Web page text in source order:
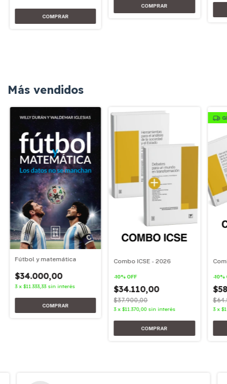
Más vendidos
Fútbol y matemática
$34.000,00
3 x $11.333,33 sin interés
Combo ICSE - 2026
-10%OFF
$34.110,00
$37.900,00
3 x$11.370,00 sin interés
-10%
3 x